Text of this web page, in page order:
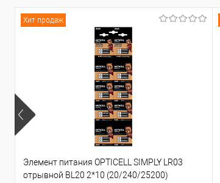
Хит продаж
Элемент питания OPTICELL SIMPLY LR03
отрывной BL20 2*10 (20/240/25200)